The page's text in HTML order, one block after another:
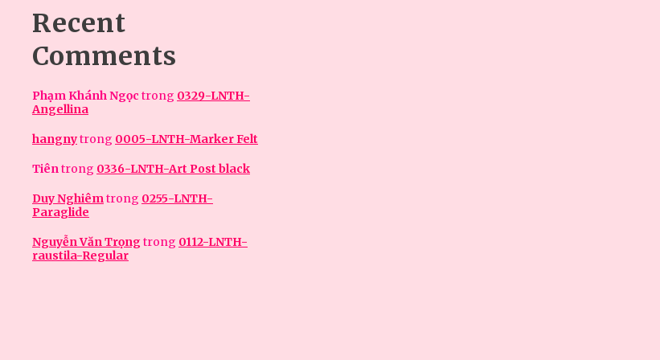
Recent
Comments
Phạm Khánh Ngọc trong 0329-LNTH-
Angellina
hangnytrong 0005-LNTH-Marker Felt
Tiêntrong 0336-LNTH-Art Post black
Duy Nghiêmtrong 0255-LNTH-
Paraglide
Nguyễn Văn Trọngtrong 0112-LNTH-
raustila-Regular